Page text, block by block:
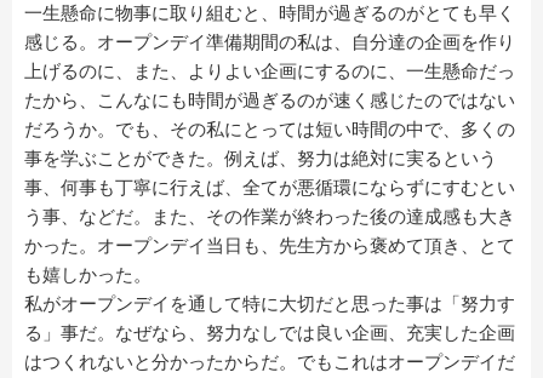
一生懸命に物事に取り組むと、時間が過ぎるのがとても早く
感じる。オープンデイ準備期間の私は、自分達の企画を作り
上げるのに、また、よりよい企画にするのに、一生懸命だっ
たから、こんなにも時間が過ぎるのが速く感じたのではない
だろうか。でも、その私にとっては短い時間の中で、多くの
事を学ぶことができた。例えば、努力は絶対に実るという
事、何事も丁寧に行えば、全てが悪循環にならずにすむとい
う事、などだ。また、その作業が終わった後の達成感も大き
かった。オープンデイ当日も、先生方から褒めて頂き、とて
も嬉しかった。
私がオープンデイを通して特に大切だと思った事は「努力す
る」事だ。なぜなら、努力なしでは良い企画、充実した企画
はつくれないと分かったからだ。でもこれはオープンデイだ